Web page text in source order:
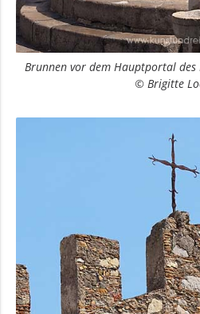
Brunnen vor dem Hauptportal
© Brigitte